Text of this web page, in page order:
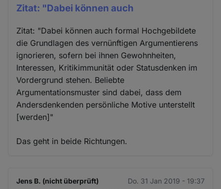
Zitat: "Dabei können auch
Zitat: "Dabei können auch formal Hochgebildete
die Grundlagen des vernünftigen Argumentierens
ignorieren, sofern bei ihnen Gewohnheiten,
Interessen, Kritikimmunität oder Statusdenken im
Vordergrund stehen. Beliebte
Argumentationsmuster sind dabei, dass dem
Andersdenkenden persönliche Motive unterstellt
[werden]"
Das geht in beide Richtungen.
Jens B. (nicht überprüft) Do. 31 Jan 2019 - 19:37